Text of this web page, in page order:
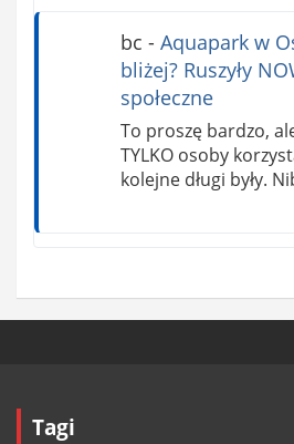
bc - Aquapark w
bliżej? Ruszyły
społeczne
To proszę bardzo,
TYLKO osoby
kolejne długi były.
Tagi